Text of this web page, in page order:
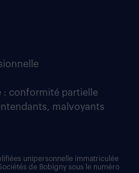
: conformité partielle
malvoyants
unipersonnelle immatriculée
de Bobigny sous le numéro